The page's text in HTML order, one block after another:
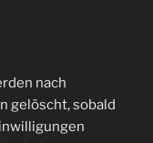
nach
gelöscht, sobald